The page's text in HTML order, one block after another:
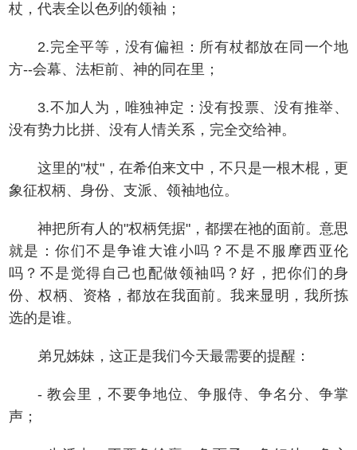
杖，代表全以色列的领袖；
2.完全平等，没有偏袒：所有杖都放在同一个地
方--会幕、法柜前、神的同在里；
3.不加人为，唯独神定：没有投票、没有推举、
没有势力比拼、没有人情关系，完全交给神。
这里的"杖"，在希伯来文中，不只是一根木棍，更
象征权柄、身份、支派、领袖地位。
神把所有人的"权柄凭据"，都摆在祂的面前。意思
就是：你们不是争谁大谁小吗？不是不服摩西亚伦
吗？不是觉得自己也配做领袖吗？好，把你们的身
份、权柄、资格，都放在我面前。我来显明，我所拣
选的是谁。
弟兄姊妹，这正是我们今天最需要的提醒：
- 教会里，不要争地位、争服侍、争名分、争掌
声；